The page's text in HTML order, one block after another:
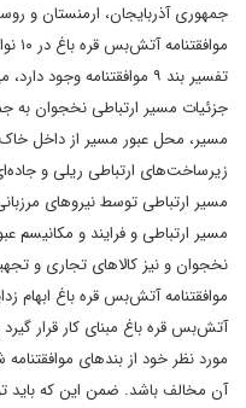
جمهوری آذربایجان، ارمنستان و
تفسیر بند ۹ موافقتنامه
جزئیات مسیر ارتباطی نخجوان به
مسیر، محل عبور مسیر از داخل
زیرساخت‌های ارتباطی ریلی و
مسیر ارتباطی توسط نیروهای
مسیر ارتباطی و فرایند و مکانیسم
نخجوان و نیز کالاهای تجاری و
موافقتنامه ‌‌آتش‌بس قره باغ ابهام
‌‌آتش‌بس قره باغ مبنای کار قرار
مورد نظر خود از بندهای
آن مخالف باشد. ضمن این که باید